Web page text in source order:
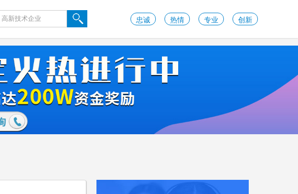
忠诚 热情 专业 创新